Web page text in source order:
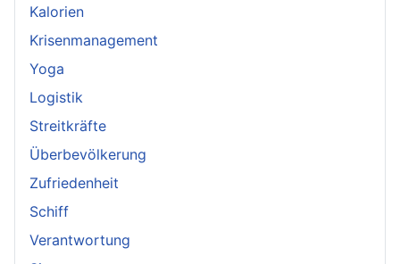
Kalorien
Krisenmanagement
Yoga
Logistik
Streitkräfte
Überbevölkerung
Zufriedenheit
Schiff
Verantwortung